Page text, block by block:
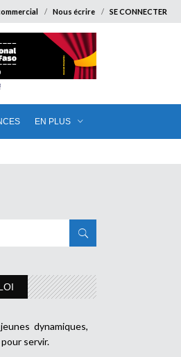
Nous écrire SE CONNECTER
EN PLUS
dynamiques,
servir.